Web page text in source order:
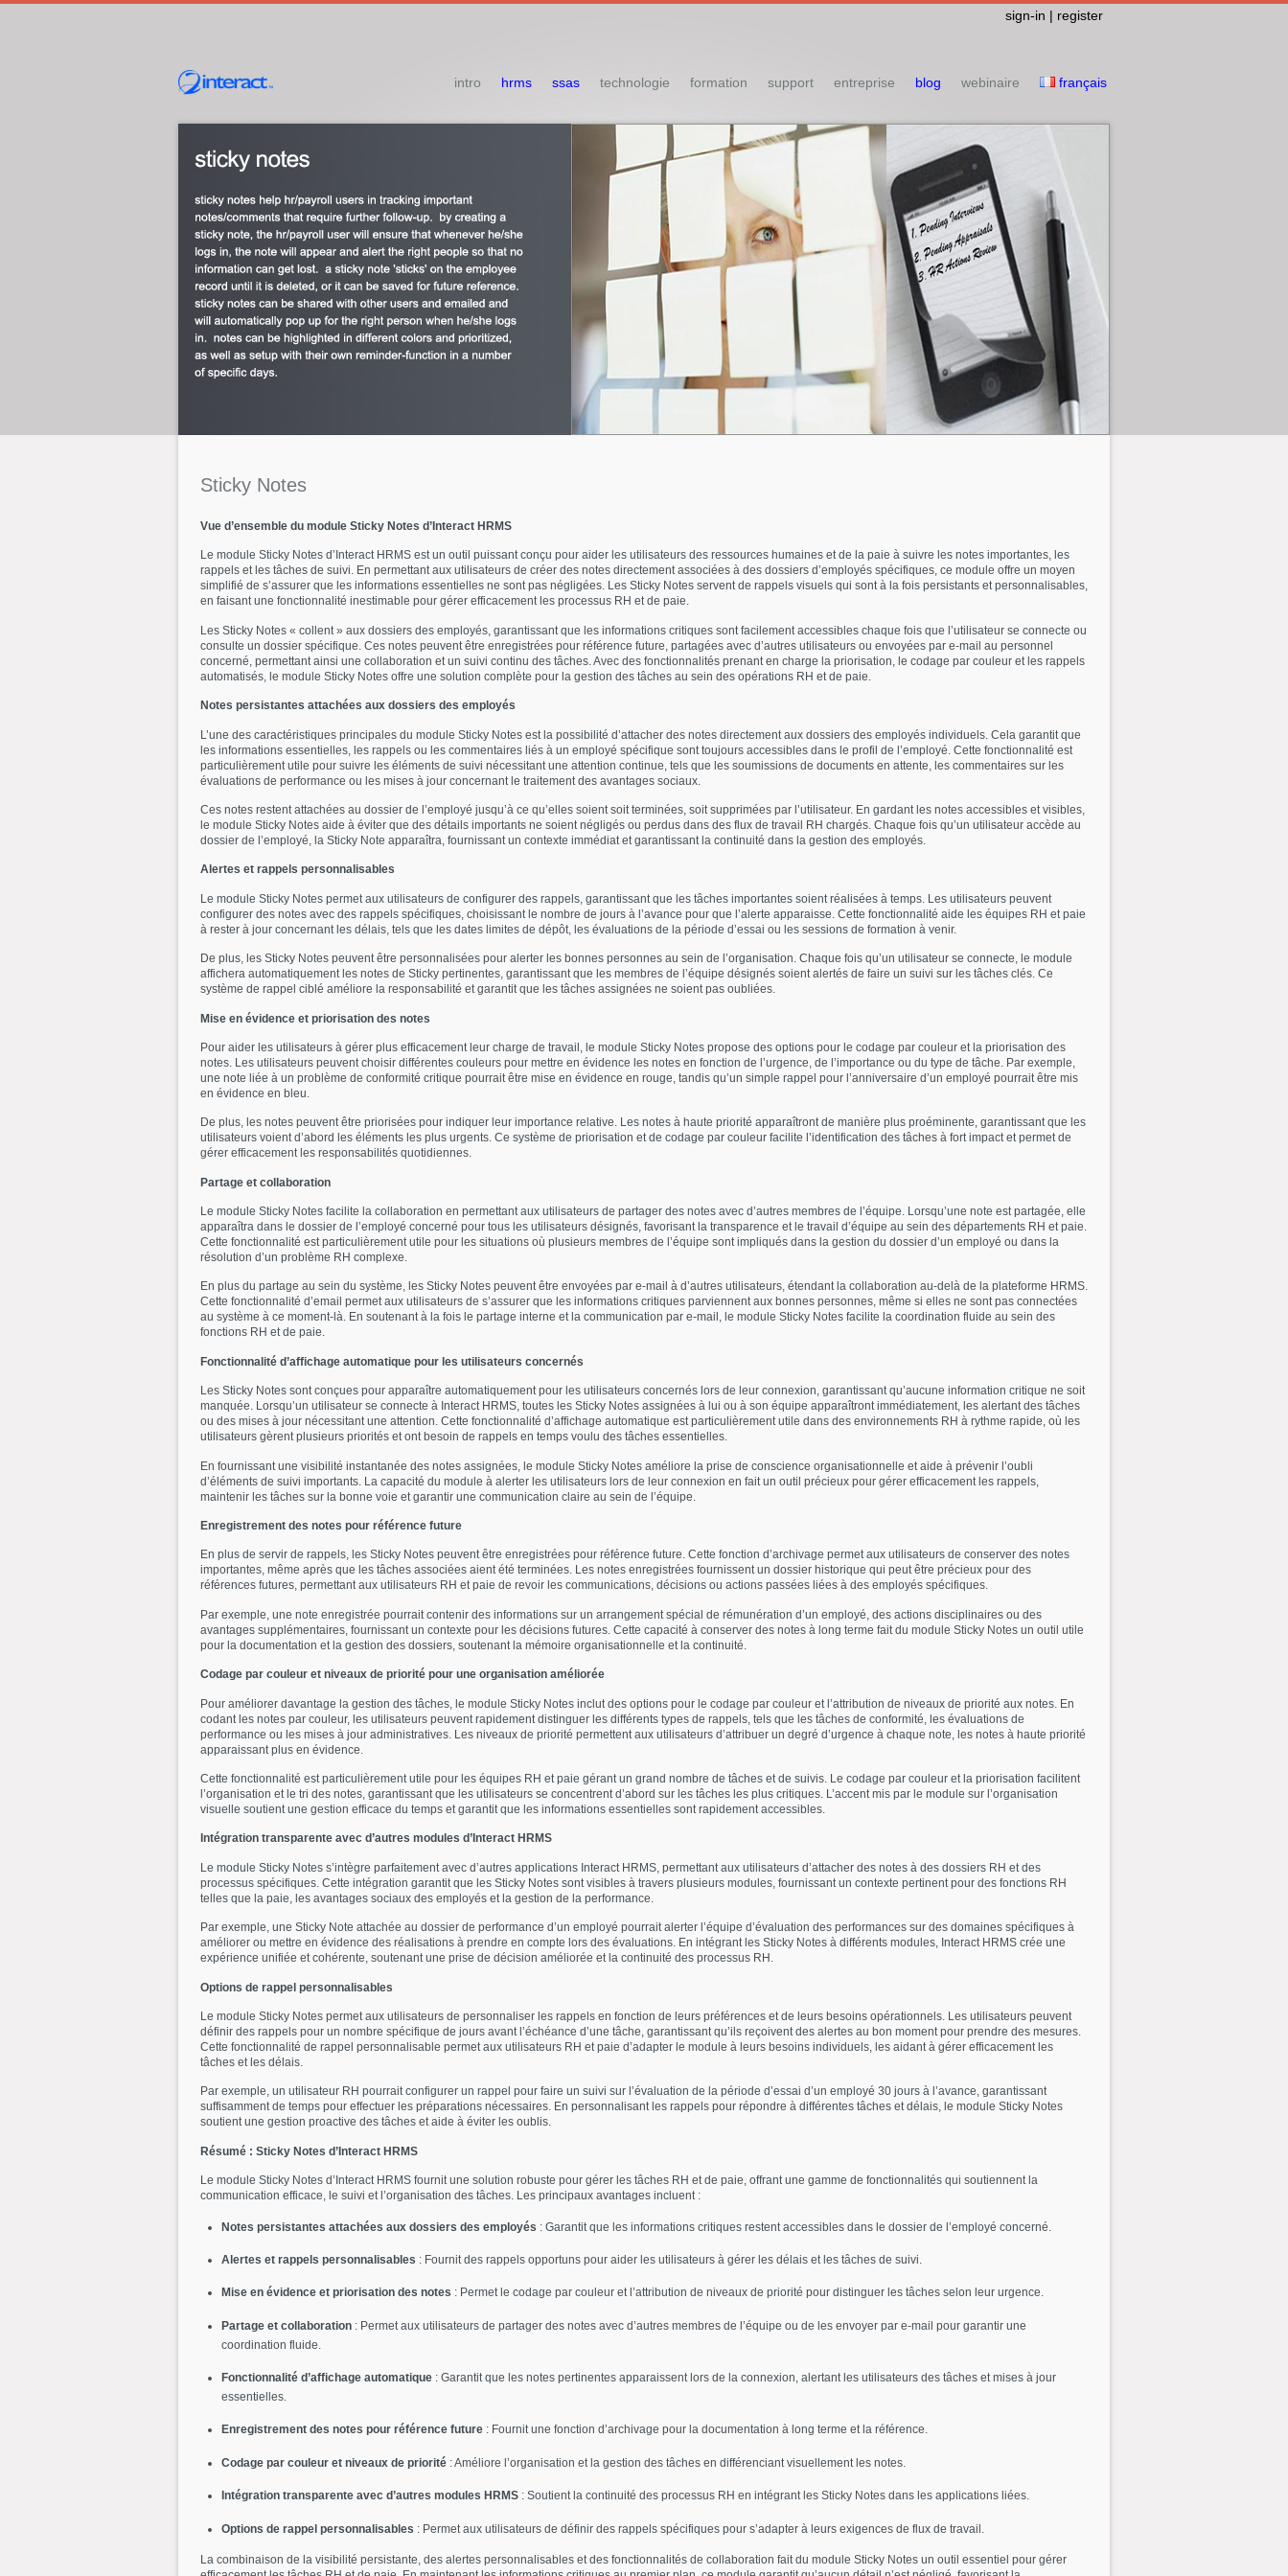
sign-in | register
intro hrms ssas technologie formation support entreprise blog webinaire français
Sticky Notes
Vue d’ensemble du module Sticky Notes d’Interact HRMS
Le module Sticky Notes d’Interact HRMS est un outil puissant conçu pour aider les utilisateurs des ressources humaines et de la paie à suivre les notes importantes, les
rappels et les tâches de suivi. En permettant aux utilisateurs de créer des notes directement associées à des dossiers d’employés spécifiques, ce module offre un moyen
simplifié de s’assurer que les informations essentielles ne sont pas négligées. Les Sticky Notes servent de rappels visuels qui sont à la fois persistants et personnalisables,
en faisant une fonctionnalité inestimable pour gérer efficacement les processus RH et de paie.
Les Sticky Notes « collent » aux dossiers des employés, garantissant que les informations critiques sont facilement accessibles chaque fois que l’utilisateur se connecte ou
consulte un dossier spécifique. Ces notes peuvent être enregistrées pour référence future, partagées avec d’autres utilisateurs ou envoyées par e-mail au personnel
concerné, permettant ainsi une collaboration et un suivi continu des tâches. Avec des fonctionnalités prenant en charge la priorisation, le codage par couleur et les rappels
automatisés, le module Sticky Notes offre une solution complète pour la gestion des tâches au sein des opérations RH et de paie.
Notes persistantes attachées aux dossiers des employés
L’une des caractéristiques principales du module Sticky Notes est la possibilité d’attacher des notes directement aux dossiers des employés individuels. Cela garantit que
les informations essentielles, les rappels ou les commentaires liés à un employé spécifique sont toujours accessibles dans le profil de l’employé. Cette fonctionnalité est
particulièrement utile pour suivre les éléments de suivi nécessitant une attention continue, tels que les soumissions de documents en attente, les commentaires sur les
évaluations de performance ou les mises à jour concernant le traitement des avantages sociaux.
Ces notes restent attachées au dossier de l’employé jusqu’à ce qu’elles soient soit terminées, soit supprimées par l’utilisateur. En gardant les notes accessibles et visibles,
le module Sticky Notes aide à éviter que des détails importants ne soient négligés ou perdus dans des flux de travail RH chargés. Chaque fois qu’un utilisateur accède au
dossier de l’employé, la Sticky Note apparaîtra, fournissant un contexte immédiat et garantissant la continuité dans la gestion des employés.
Alertes et rappels personnalisables
Le module Sticky Notes permet aux utilisateurs de configurer des rappels, garantissant que les tâches importantes soient réalisées à temps. Les utilisateurs peuvent
configurer des notes avec des rappels spécifiques, choisissant le nombre de jours à l’avance pour que l’alerte apparaisse. Cette fonctionnalité aide les équipes RH et paie
à rester à jour concernant les délais, tels que les dates limites de dépôt, les évaluations de la période d’essai ou les sessions de formation à venir.
De plus, les Sticky Notes peuvent être personnalisées pour alerter les bonnes personnes au sein de l’organisation. Chaque fois qu’un utilisateur se connecte, le module
affichera automatiquement les notes de Sticky pertinentes, garantissant que les membres de l’équipe désignés soient alertés de faire un suivi sur les tâches clés. Ce
système de rappel ciblé améliore la responsabilité et garantit que les tâches assignées ne soient pas oubliées.
Mise en évidence et priorisation des notes
Pour aider les utilisateurs à gérer plus efficacement leur charge de travail, le module Sticky Notes propose des options pour le codage par couleur et la priorisation des
notes. Les utilisateurs peuvent choisir différentes couleurs pour mettre en évidence les notes en fonction de l’urgence, de l’importance ou du type de tâche. Par exemple,
une note liée à un problème de conformité critique pourrait être mise en évidence en rouge, tandis qu’un simple rappel pour l’anniversaire d’un employé pourrait être mis
en évidence en bleu.
De plus, les notes peuvent être priorisées pour indiquer leur importance relative. Les notes à haute priorité apparaîtront de manière plus proéminente, garantissant que les
utilisateurs voient d’abord les éléments les plus urgents. Ce système de priorisation et de codage par couleur facilite l’identification des tâches à fort impact et permet de
gérer efficacement les responsabilités quotidiennes.
Partage et collaboration
Le module Sticky Notes facilite la collaboration en permettant aux utilisateurs de partager des notes avec d’autres membres de l’équipe. Lorsqu’une note est partagée, elle
apparaîtra dans le dossier de l’employé concerné pour tous les utilisateurs désignés, favorisant la transparence et le travail d’équipe au sein des départements RH et paie.
Cette fonctionnalité est particulièrement utile pour les situations où plusieurs membres de l’équipe sont impliqués dans la gestion du dossier d’un employé ou dans la
résolution d’un problème RH complexe.
En plus du partage au sein du système, les Sticky Notes peuvent être envoyées par e-mail à d’autres utilisateurs, étendant la collaboration au-delà de la plateforme HRMS.
Cette fonctionnalité d’email permet aux utilisateurs de s’assurer que les informations critiques parviennent aux bonnes personnes, même si elles ne sont pas connectées
au système à ce moment-là. En soutenant à la fois le partage interne et la communication par e-mail, le module Sticky Notes facilite la coordination fluide au sein des
fonctions RH et de paie.
Fonctionnalité d’affichage automatique pour les utilisateurs concernés
Les Sticky Notes sont conçues pour apparaître automatiquement pour les utilisateurs concernés lors de leur connexion, garantissant qu’aucune information critique ne soit
manquée. Lorsqu’un utilisateur se connecte à Interact HRMS, toutes les Sticky Notes assignées à lui ou à son équipe apparaîtront immédiatement, les alertant des tâches
ou des mises à jour nécessitant une attention. Cette fonctionnalité d’affichage automatique est particulièrement utile dans des environnements RH à rythme rapide, où les
utilisateurs gèrent plusieurs priorités et ont besoin de rappels en temps voulu des tâches essentielles.
En fournissant une visibilité instantanée des notes assignées, le module Sticky Notes améliore la prise de conscience organisationnelle et aide à prévenir l’oubli
d’éléments de suivi importants. La capacité du module à alerter les utilisateurs lors de leur connexion en fait un outil précieux pour gérer efficacement les rappels,
maintenir les tâches sur la bonne voie et garantir une communication claire au sein de l’équipe.
Enregistrement des notes pour référence future
En plus de servir de rappels, les Sticky Notes peuvent être enregistrées pour référence future. Cette fonction d’archivage permet aux utilisateurs de conserver des notes
importantes, même après que les tâches associées aient été terminées. Les notes enregistrées fournissent un dossier historique qui peut être précieux pour des
références futures, permettant aux utilisateurs RH et paie de revoir les communications, décisions ou actions passées liées à des employés spécifiques.
Par exemple, une note enregistrée pourrait contenir des informations sur un arrangement spécial de rémunération d’un employé, des actions disciplinaires ou des
avantages supplémentaires, fournissant un contexte pour les décisions futures. Cette capacité à conserver des notes à long terme fait du module Sticky Notes un outil utile
pour la documentation et la gestion des dossiers, soutenant la mémoire organisationnelle et la continuité.
Codage par couleur et niveaux de priorité pour une organisation améliorée
Pour améliorer davantage la gestion des tâches, le module Sticky Notes inclut des options pour le codage par couleur et l’attribution de niveaux de priorité aux notes. En
codant les notes par couleur, les utilisateurs peuvent rapidement distinguer les différents types de rappels, tels que les tâches de conformité, les évaluations de
performance ou les mises à jour administratives. Les niveaux de priorité permettent aux utilisateurs d’attribuer un degré d’urgence à chaque note, les notes à haute priorité
apparaissant plus en évidence.
Cette fonctionnalité est particulièrement utile pour les équipes RH et paie gérant un grand nombre de tâches et de suivis. Le codage par couleur et la priorisation facilitent
l’organisation et le tri des notes, garantissant que les utilisateurs se concentrent d’abord sur les tâches les plus critiques. L’accent mis par le module sur l’organisation
visuelle soutient une gestion efficace du temps et garantit que les informations essentielles sont rapidement accessibles.
Intégration transparente avec d’autres modules d’Interact HRMS
Le module Sticky Notes s’intègre parfaitement avec d’autres applications Interact HRMS, permettant aux utilisateurs d’attacher des notes à des dossiers RH et des
processus spécifiques. Cette intégration garantit que les Sticky Notes sont visibles à travers plusieurs modules, fournissant un contexte pertinent pour des fonctions RH
telles que la paie, les avantages sociaux des employés et la gestion de la performance.
Par exemple, une Sticky Note attachée au dossier de performance d’un employé pourrait alerter l’équipe d’évaluation des performances sur des domaines spécifiques à
améliorer ou mettre en évidence des réalisations à prendre en compte lors des évaluations. En intégrant les Sticky Notes à différents modules, Interact HRMS crée une
expérience unifiée et cohérente, soutenant une prise de décision améliorée et la continuité des processus RH.
Options de rappel personnalisables
Le module Sticky Notes permet aux utilisateurs de personnaliser les rappels en fonction de leurs préférences et de leurs besoins opérationnels. Les utilisateurs peuvent
définir des rappels pour un nombre spécifique de jours avant l’échéance d’une tâche, garantissant qu’ils reçoivent des alertes au bon moment pour prendre des mesures.
Cette fonctionnalité de rappel personnalisable permet aux utilisateurs RH et paie d’adapter le module à leurs besoins individuels, les aidant à gérer efficacement les
tâches et les délais.
Par exemple, un utilisateur RH pourrait configurer un rappel pour faire un suivi sur l’évaluation de la période d’essai d’un employé 30 jours à l’avance, garantissant
suffisamment de temps pour effectuer les préparations nécessaires. En personnalisant les rappels pour répondre à différentes tâches et délais, le module Sticky Notes
soutient une gestion proactive des tâches et aide à éviter les oublis.
Résumé : Sticky Notes d’Interact HRMS
Le module Sticky Notes d’Interact HRMS fournit une solution robuste pour gérer les tâches RH et de paie, offrant une gamme de fonctionnalités qui soutiennent la
communication efficace, le suivi et l’organisation des tâches. Les principaux avantages incluent :
Notes persistantes attachées aux dossiers des employés : Garantit que les informations critiques restent accessibles dans le dossier de l’employé concerné.
Alertes et rappels personnalisables : Fournit des rappels opportuns pour aider les utilisateurs à gérer les délais et les tâches de suivi.
Mise en évidence et priorisation des notes : Permet le codage par couleur et l’attribution de niveaux de priorité pour distinguer les tâches selon leur urgence.
Partage et collaboration: Permet aux utilisateurs de partager des notes avec d’autres membres de l’équipe ou de les envoyer par e-mail pour garantir une
coordination fluide.
Fonctionnalité d’affichage automatique: Garantit que les notes pertinentes apparaissent lors de la connexion, alertant les utilisateurs des tâches et mises à jour
essentielles.
Enregistrement des notes pour référence future: Fournit une fonction d’archivage pour la documentation à long terme et la référence.
Codage par couleur et niveaux de priorité: Améliore l’organisation et la gestion des tâches en différenciant visuellement les notes.
Intégration transparente avec d’autres modules HRMS: Soutient la continuité des processus RH en intégrant les Sticky Notes dans les applications liées.
Options de rappel personnalisables : Permet aux utilisateurs de définir des rappels spécifiques pour s’adapter à leurs exigences de flux de travail.
La combinaison de la visibilité persistante, des alertes personnalisables et des fonctionnalités de collaboration fait du module Sticky Notes un outil essentiel pour gérer